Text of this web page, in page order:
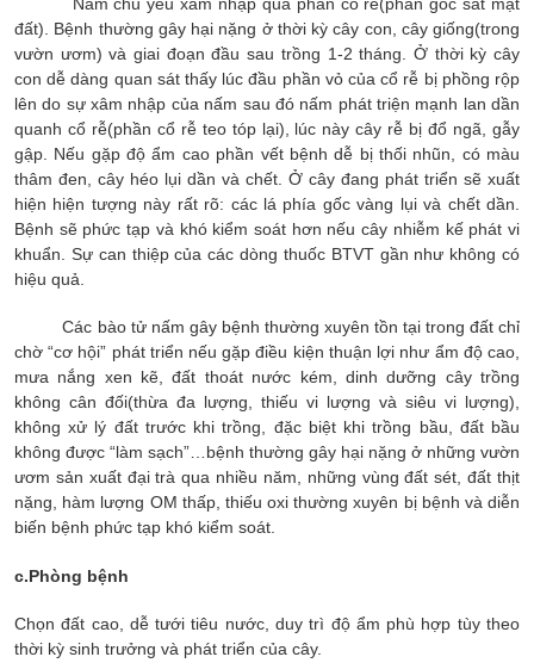
đất). Bệnh thường gây hại nặng ở thời kỳ cây con, cây giống(trong
vườn ươm) và giai đoạn đầu sau trồng 1-2 tháng. Ở thời kỳ cây
con dễ dàng quan sát thấy lúc đầu phần vỏ của cổ rễ bị phồng rộp
lên do sự xâm nhập của nấm sau đó nấm phát triện mạnh lan dần
quanh cổ rễ(phần cổ rễ teo tóp lại), lúc này cây rễ bị đổ ngã, gẫy
gập. Nếu gặp độ ẩm cao phần vết bệnh dễ bị thối nhũn, có màu
thâm đen, cây héo lụi dần và chết. Ở cây đang phát triển sẽ xuất
hiện hiện tượng này rất rõ: các lá phía gốc vàng lụi và chết dần.
Bệnh sẽ phức tạp và khó kiểm soát hơn nếu cây nhiễm kế phát vi
khuẩn. Sự can thiệp của các dòng thuốc BTVT gần như không có
hiệu quả.
Các bào tử nấm gây bệnh thường xuyên tồn tại trong đất chỉ
chờ “cơ hội” phát triển nếu gặp điều kiện thuận lợi như ẩm độ cao,
mưa nắng xen kẽ, đất thoát nước kém, dinh dưỡng cây trồng
không cân đối(thừa đa lượng, thiếu vi lượng và siêu vi lượng),
không xử lý đất trước khi trồng, đặc biệt khi trồng bầu, đất bầu
không được “làm sạch”…bệnh thường gây hại nặng ở những vườn
ươm sản xuất đại trà qua nhiều năm, những vùng đất sét, đất thịt
nặng, hàm lượng OM thấp, thiếu oxi thường xuyên bị bệnh và diễn
biến bệnh phức tạp khó kiểm soát.
c.Phòng bệnh
Chọn đất cao, dễ tưới tiêu nước, duy trì độ ẩm phù hợp tùy theo
thời kỳ sinh trưởng và phát triển của cây.